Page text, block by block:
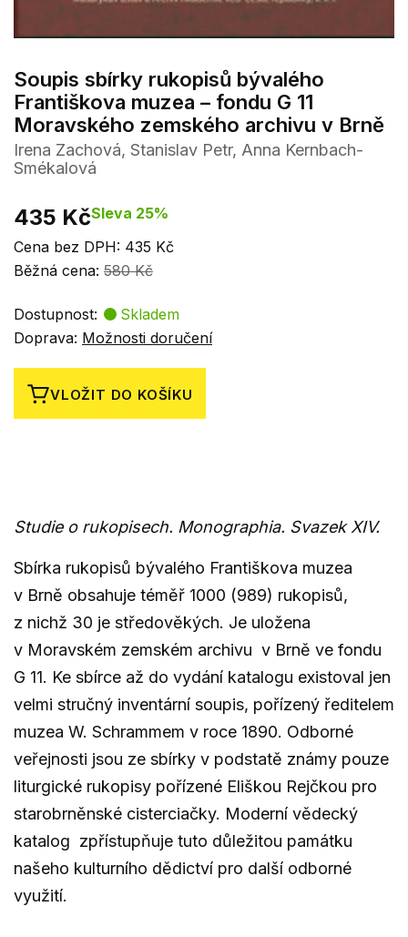
Soupis sbírky rukopisů bývalého
Františkova muzea – fondu G 11
Moravského zemského archivu v Brně
Irena Zachová, Stanislav Petr, Anna Kernbach-
Smékalová
435 KčSleva 25%
Cena bez DPH: 435 Kč
Běžná cena: 580 Kč
Dostupnost:
Skladem
Doprava: Možnosti doručení
VLOŽIT DO KOŠÍKU
Studie o rukopisech. Monographia. Svazek XIV.
Sbírka rukopisů bývalého Františkova muzea
v Brně obsahuje téměř 1000 (989) rukopisů,
z nichž 30 je středověkých. Je uložena
v Moravském zemském archivu v Brně ve fondu
G 11. Ke sbírce až do vydání katalogu existoval jen
velmi stručný inventární soupis, pořízený ředitelem
muzea W. Schrammem v roce 1890. Odborné
veřejnosti jsou ze sbírky v podstatě známy pouze
liturgické rukopisy pořízené Eliškou Rejčkou pro
starobrněnské cisterciačky. Moderní vědecký
katalog zpřístupňuje tuto důležitou památku
našeho kulturního dědictví pro další odborné
využití.